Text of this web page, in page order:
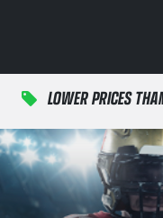
LOWER PRICES